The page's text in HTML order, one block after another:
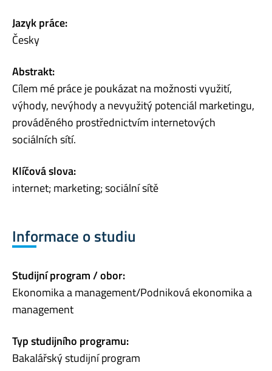
Jazyk práce:
Česky
Abstrakt:
Cílem mé práce je poukázat na možnosti využití,
výhody, nevýhody a nevyužitý potenciál marketingu,
prováděného prostřednictvím internetových
sociálních sítí.
Klíčová slova:
internet; marketing; sociální sítě
Informace o studiu
Studijní program / obor:
Ekonomika a management/Podniková ekonomika a
management
Typ studijního programu:
Bakalářský studijní program